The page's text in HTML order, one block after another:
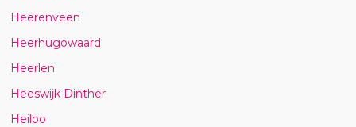
Heerenveen
Heerhugowaard
Heerlen
Heeswijk Dinther
Heiloo